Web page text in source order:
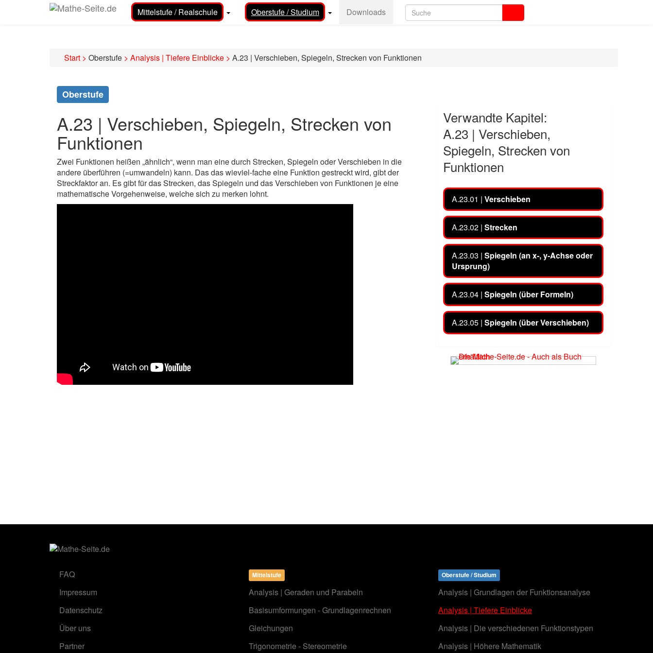
Mittelstufe / Realschule Oberstufe / Studium Downloads
Start > Oberstufe > Analysis | Tiefere Einblicke > A.23 | Verschieben, Spiegeln, Strecken von Funktionen
Oberstufe
A.23 | Verschieben, Spiegeln, Strecken von
Funktionen
Zwei Funktionen heißen „ähnlich“, wenn man eine durch Strecken, Spiegeln oder Verschieben in die
andere überführen (=umwandeln) kann. Das das wieviel-fache eine Funktion gestreckt wird, gibt der
Streckfaktor an. Es gibt für das Strecken, das Spiegeln und das Verschieben von Funktionen je eine
mathematische Vorgehenweise, welche sich zu merken lohnt.
Verwandte Kapitel:
A.23 | Verschieben,
Spiegeln, Strecken von
Funktionen
A.23.01 | Verschieben
A.23.02 | Strecken
A.23.03 | Spiegeln (an x-, y-Achse oder
Ursprung)
A.23.04 | Spiegeln (über Formeln)
A.23.05 | Spiegeln (über Verschieben)
FAQ
Impressum
Datenschutz
Über uns
Partner
Mittelstufe
Analysis | Geraden und Parabeln
Basisumformungen - Grundlagenrechnen
Gleichungen
Trigonometrie - Stereometrie
Oberstufe / Studium
Analysis | Grundlagen der Funktionsanalyse
Analysis | Tiefere Einblicke
Analysis | Die verschiedenen Funktionstypen
Analysis | Höhere Mathematik